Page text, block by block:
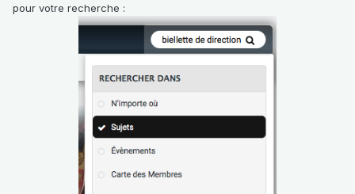
pour votre recherche :